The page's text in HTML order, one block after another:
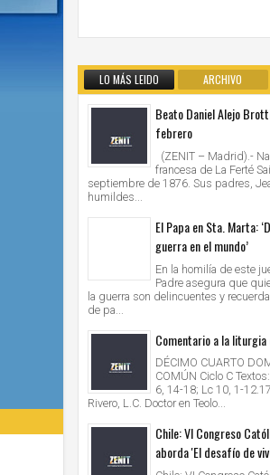
LO MÁS LEIDO ARCHIVO
Beato Daniel Alejo
febrero
(ZENIT – Madrid).-
francesa de La Ferté
septiembre de 1876. Sus padres,
humildes...
El Papa en Sta. Marta:
guerra en el mundo’
En la homilía de este
Padre asegura que
la guerra son delincuentes y
de pa...
Comentario a la
DÉCIMO CUARTO
COMÚN Ciclo C
6, 14-18; Lc 10, 1-
Rivero, L.C. Doctor en Teolo...
Chile: VI Congreso
aborda 'El desafío de